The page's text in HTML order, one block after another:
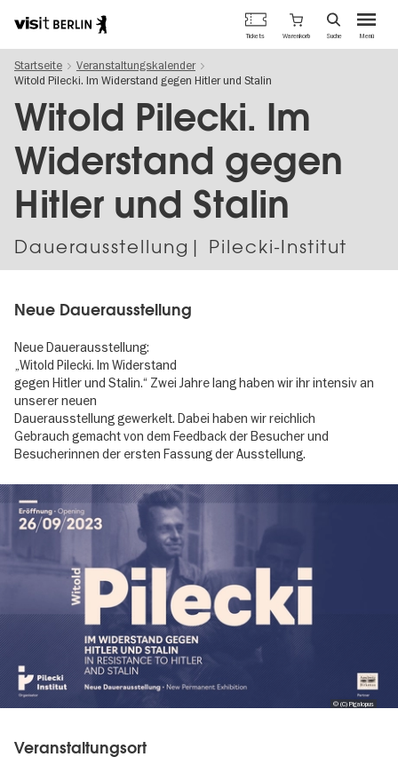
zum
Inhalt
Berlins
offizielles
Tourismusportal
Menü
Tickets Warenkorb Suche
Startseite
Veranstaltungskalender
Witold Pilecki. Im Widerstand gegen Hitler und Stalin
Witold Pilecki. Im
Widerstand gegen
Hitler und Stalin
Dauer­aus­stel­lung| Pilecki-Institut
Neue Dauerausstellung
Neue Dauerausstellung:
„Witold Pilecki. Im Widerstand
gegen Hitler und Stalin.“ Zwei Jahre lang haben wir ihr intensiv an
unserer neuen
Dauerausstellung gewerkelt. Dabei haben wir reichlich
Gebrauch gemacht von dem Feedback der Besucher und
Besucherinnen der ersten Fassung der Ausstellung.
Image
gallery
© (C) Pigalopus
Veranstaltungsort